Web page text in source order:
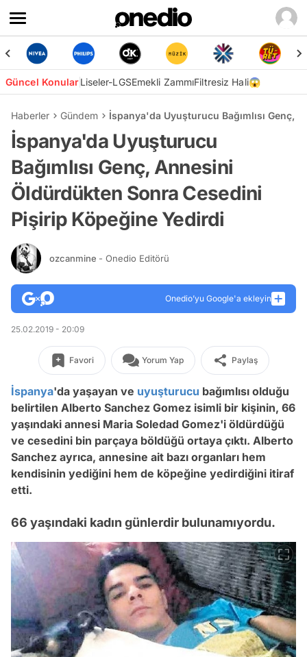
Güncel KonularLiseler-LGSEmekli ZammıFiltresiz Hali😱
Haberler Gündem İspanya'da Uyuşturucu Bağımlısı
İspanya'da Uyuşturucu
Bağımlısı Genç, Annesini
Öldürdükten Sonra Cesedini
Pişirip Köpeğine Yedirdi
ozcanmine - Onedio Editörü
Onedio’yu Google'a ekleyin
25.02.2019 - 20:09
Favori Yorum Yap Paylaş
İspanya'da yaşayan ve uyuşturucu bağımlısı olduğu
belirtilen Alberto Sanchez Gomez isimli bir kişinin, 66
yaşındaki annesi Maria Soledad Gomez'i öldürdüğü
ve cesedini bin parçaya böldüğü ortaya çıktı. Alberto
Sanchez ayrıca, annesine ait bazı organları hem
kendisinin yediğini hem de köpeğine yedirdiğini itiraf
etti.
66 yaşındaki kadın günlerdir bulunamıyordu.